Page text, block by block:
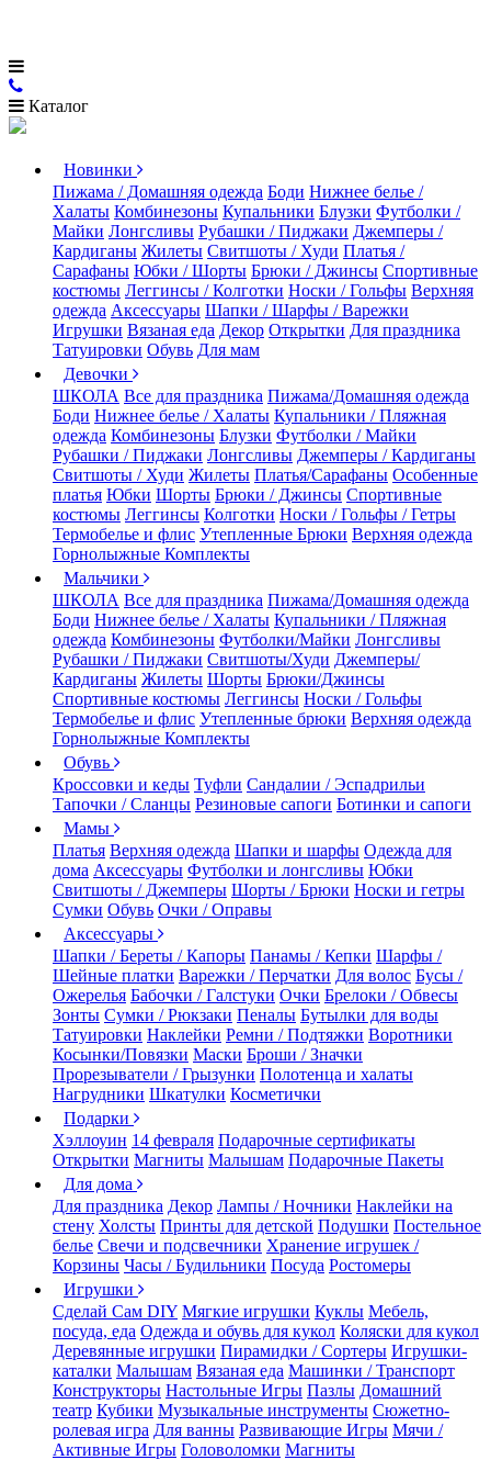
Каталог
Новинки
Пижама / Домашняя одежда Боди Нижнее белье /
Халаты Комбинезоны Купальники Блузки Футболки /
Майки Лонгсливы Рубашки / Пиджаки Джемперы /
Кардиганы Жилеты Свитшоты / Худи Платья /
Сарафаны Юбки / Шорты Брюки / Джинсы Спортивные
костюмы Леггинсы / Колготки Носки / Гольфы Верхняя
одежда Аксессуары Шапки / Шарфы / Варежки
Игрушки Вязаная еда Декор Открытки Для праздника
Татуировки Обувь Для мам
Девочки
ШКОЛА Все для праздника Пижама/Домашняя одежда
Боди Нижнее белье / Халаты Купальники / Пляжная
одежда Комбинезоны Блузки Футболки / Майки
Рубашки / Пиджаки Лонгсливы Джемперы / Кардиганы
Свитшоты / Худи Жилеты Платья/Сарафаны Особенные
платья Юбки Шорты Брюки / Джинсы Спортивные
костюмы Леггинсы Колготки Носки / Гольфы / Гетры
Термобелье и флис Утепленные Брюки Верхняя одежда
Горнолыжные Комплекты
Мальчики
ШКОЛА Все для праздника Пижама/Домашняя одежда
Боди Нижнее белье / Халаты Купальники / Пляжная
одежда Комбинезоны Футболки/Майки Лонгсливы
Рубашки / Пиджаки Свитшоты/Худи Джемперы/
Кардиганы Жилеты Шорты Брюки/Джинсы
Спортивные костюмы Леггинсы Носки / Гольфы
Термобелье и флис Утепленные брюки Верхняя одежда
Горнолыжные Комплекты
Обувь
Кроссовки и кеды Туфли Сандалии / Эспадрильи
Тапочки / Сланцы Резиновые сапоги Ботинки и сапоги
Мамы
Платья Верхняя одежда Шапки и шарфы Одежда для
дома Аксессуары Футболки и лонгсливы Юбки
Свитшоты / Джемперы Шорты / Брюки Носки и гетры
Сумки Обувь Очки / Оправы
Аксессуары
Шапки / Береты / Капоры Панамы / Кепки Шарфы /
Шейные платки Варежки / Перчатки Для волос Бусы /
Ожерелья Бабочки / Галстуки Очки Брелоки / Обвесы
Зонты Сумки / Рюкзаки Пеналы Бутылки для воды
Татуировки Наклейки Ремни / Подтяжки Воротники
Косынки/Повязки Маски Броши / Значки
Прорезыватели / Грызунки Полотенца и халаты
Нагрудники Шкатулки Косметички
Подарки
Хэллоуин 14 февраля Подарочные сертификаты
Открытки Магниты Малышам Подарочные Пакеты
Для дома
Для праздника Декор Лампы / Ночники Наклейки на
стену Холсты Принты для детской Подушки Постельное
белье Свечи и подсвечники Хранение игрушек /
Корзины Часы / Будильники Посуда Ростомеры
Игрушки
Сделай Сам DIY Мягкие игрушки Куклы Мебель,
посуда, еда Одежда и обувь для кукол Коляски для кукол
Деревянные игрушки Пирамидки / Сортеры Игрушки-
каталки Малышам Вязаная еда Машинки / Транспорт
Конструкторы Настольные Игры Пазлы Домашний
театр Кубики Музыкальные инструменты Сюжетно-
ролевая игра Для ванны Развивающие Игры Мячи /
Активные Игры Головоломки Магниты